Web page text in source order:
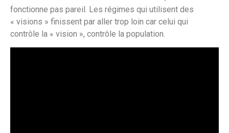
fonctionne pas pareil. Les régimes qui utilisent des
« visions » finissent par aller trop loin car celui qui
contrôle la « vision », contrôle la population.